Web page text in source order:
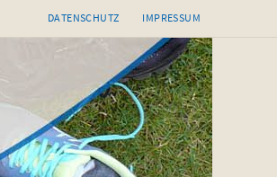
DATENSCHUTZ IMPRESSUM